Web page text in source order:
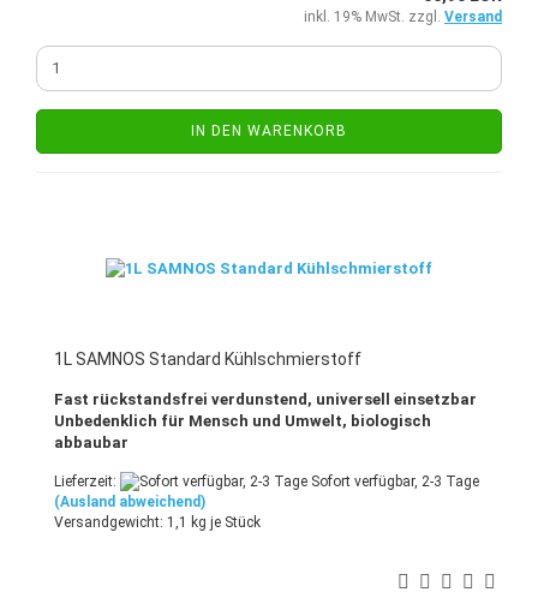
inkl. 19% MwSt. zzgl. Versand
IN DEN WARENKORB
1L SAMNOS Standard Kühlschmierstoff
Fast rückstandsfrei verdunstend, universell einsetzbar
Unbedenklich für Mensch und Umwelt, biologisch
abbaubar
Lieferzeit:
Sofort verfügbar, 2-3 Tage
(Ausland abweichend)
Versandgewicht: 1,1 kg je Stück